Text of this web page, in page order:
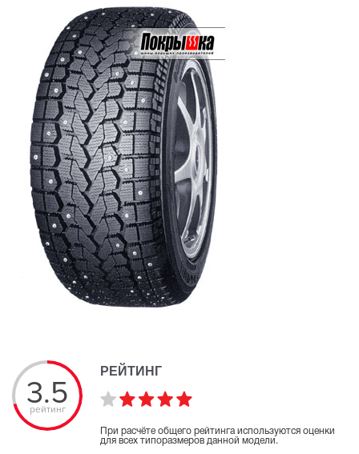
3.5
рейтинг
РЕЙТИНГ
При расчёте общего рейтинга используются оценки
для всех типоразмеров данной модели.